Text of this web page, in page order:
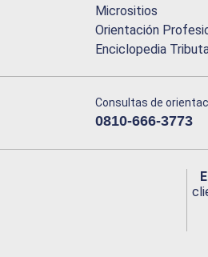
Micrositios
Orientación
Enciclopedia
Consultas de
0810-666-3773